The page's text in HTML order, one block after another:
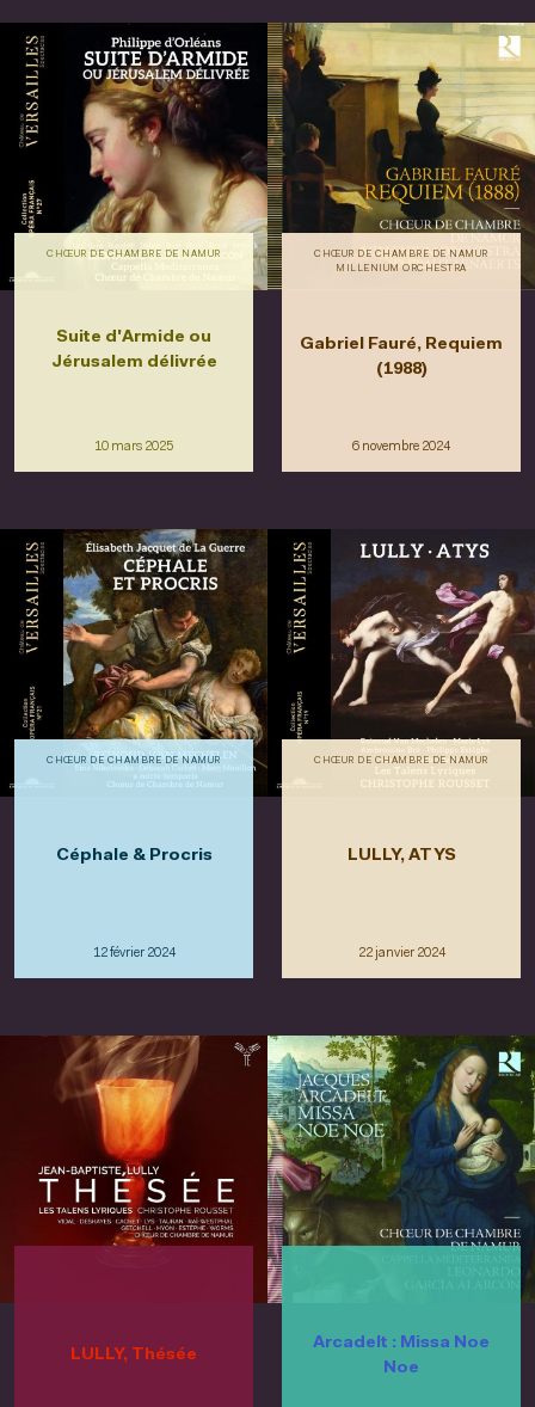
CHŒUR DE CHAMBRE DE NAMUR
Suite d'Armide ou
Jérusalem délivrée
10 mars 2025
CHŒUR DE CHAMBRE DE NAMUR
MILLENIUM ORCHESTRA
Gabriel Fauré, Requiem
(1988)
6 novembre 2024
CHŒUR DE CHAMBRE DE NAMUR
Céphale & Procris
12 février 2024
CHŒUR DE CHAMBRE DE NAMUR
LULLY, ATYS
22 janvier 2024
LULLY, Thésée
Arcadelt : Missa Noe
Noe